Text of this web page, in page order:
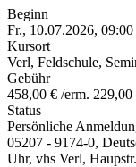
Beginn
Fr., 10.07.2026,
Kursort
Verl, Feldschule,
Gebühr
458,00 € /erm. 229,00
Status
Persönliche
05207 - 9174-0,
Uhr, vhs Verl,